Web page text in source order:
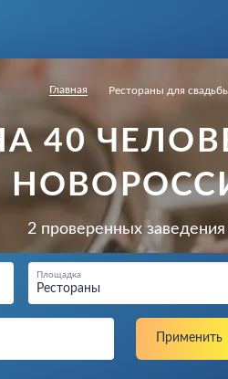
Главная Рестораны для
40
2 проверенных заведения
Рестораны
Площадка
Применить